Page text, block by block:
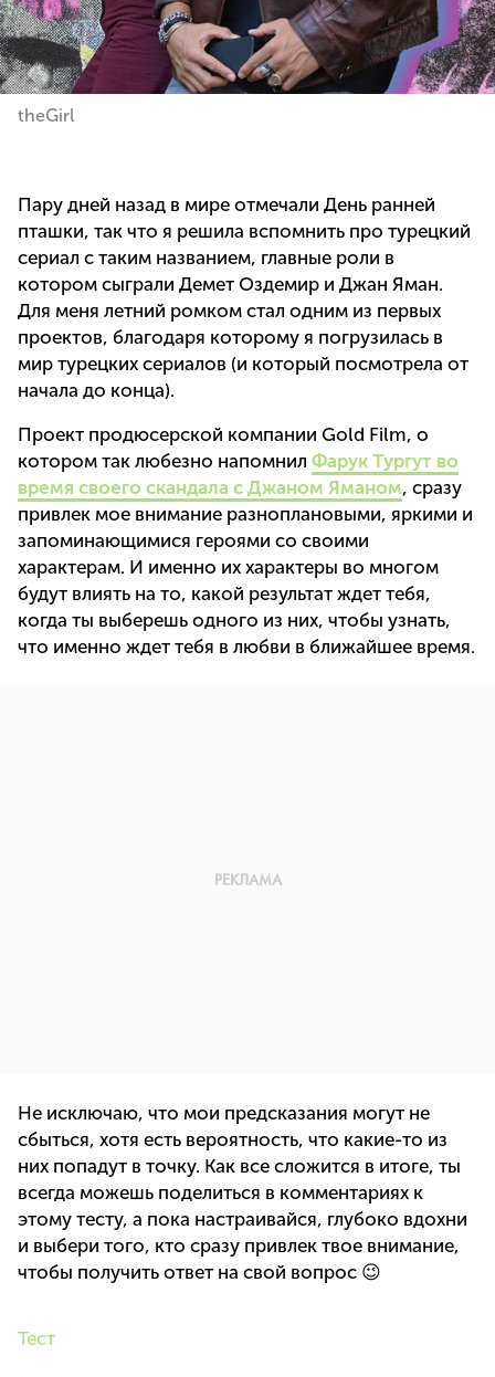
theGirl
Пару дней назад в мире отмечали День ранней
пташки, так что я решила вспомнить про турецкий
сериал с таким названием, главные роли в
котором сыграли Демет Оздемир и Джан Яман.
Для меня летний ромком стал одним из первых
проектов, благодаря которому я погрузилась в
мир турецких сериалов (и который посмотрела от
начала до конца).
Проект продюсерской компании Gold Film, о
котором так любезно напомнил Фарук Тургут во
время своего скандала с Джаном Яманом, сразу
привлек мое внимание разноплановыми, яркими и
запоминающимися героями со своими
характерам. И именно их характеры во многом
будут влиять на то, какой результат ждет тебя,
когда ты выберешь одного из них, чтобы узнать,
что именно ждет тебя в любви в ближайшее время.
Не исключаю, что мои предсказания могут не
сбыться, хотя есть вероятность, что какие-то из
них попадут в точку. Как все сложится в итоге, ты
всегда можешь поделиться в комментариях к
этому тесту, а пока настраивайся, глубоко вдохни
и выбери того, кто сразу привлек твое внимание,
чтобы получить ответ на свой вопрос 😉
Тест